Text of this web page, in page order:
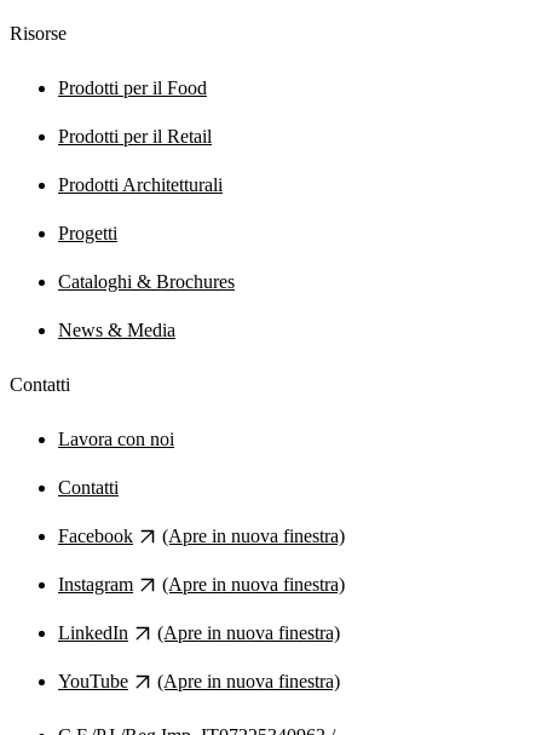
Risorse
Prodotti per il Food
Prodotti per il Retail
Prodotti Architetturali
Progetti
Cataloghi & Brochures
News & Media
Contatti
Lavora con noi
Contatti
Facebook (Apre in nuova finestra)
Instagram (Apre in nuova finestra)
LinkedIn (Apre in nuova finestra)
YouTube (Apre in nuova finestra)